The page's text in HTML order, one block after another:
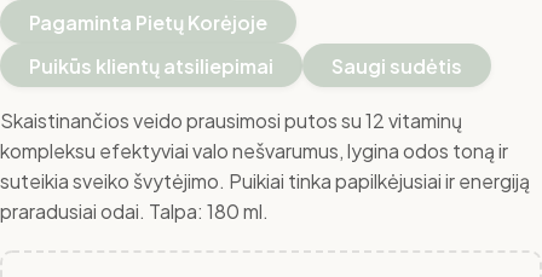
Pagaminta Pietų Korėjoje
Puikūs klientų atsiliepimai
Saugi sudėtis
Skaistinančios veido prausimosi putos su 12 vitaminų
kompleksu efektyviai valo nešvarumus, lygina odos toną ir
suteikia sveiko švytėjimo. Puikiai tinka papilkėjusiai ir energiją
praradusiai odai. Talpa: 180 ml.